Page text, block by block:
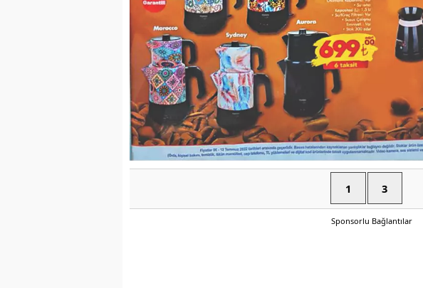
1 3
Sponsorlu Bağlantılar